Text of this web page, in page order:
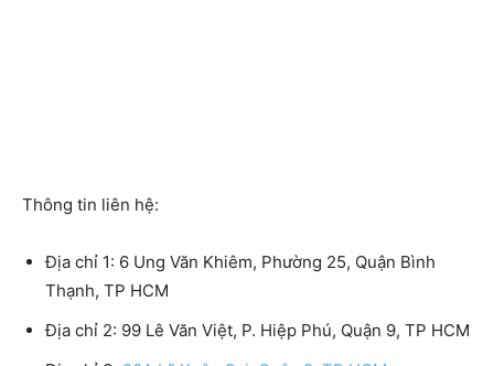
Thông tin liên hệ:
Địa chỉ 1: 6 Ung Văn Khiêm, Phường 25, Quận Bình
Thạnh, TP HCM
Địa chỉ 2: 99 Lê Văn Việt, P. Hiệp Phú, Quận 9, TP HCM